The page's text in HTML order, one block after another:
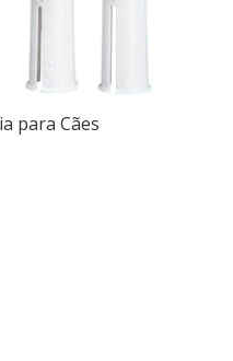
para Cães